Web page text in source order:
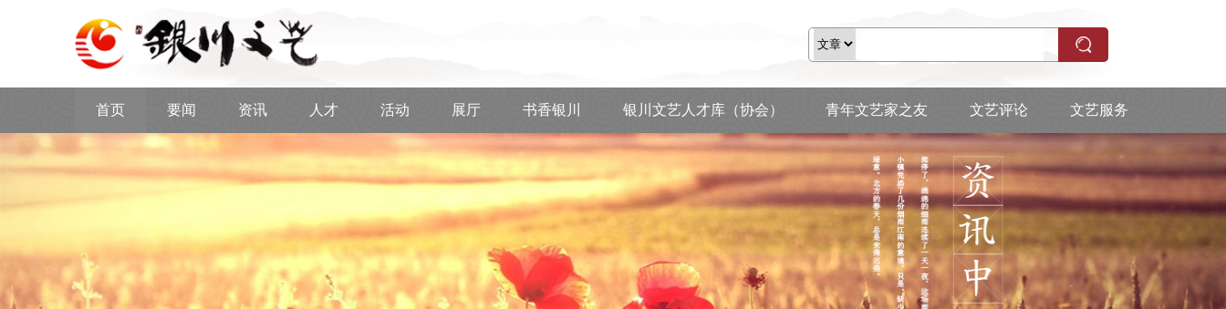
首页 要闻 资讯 人才 活动 展厅 书香银川 银川文艺人才库（协会） 青年文艺家之友 文艺评论 文艺服务